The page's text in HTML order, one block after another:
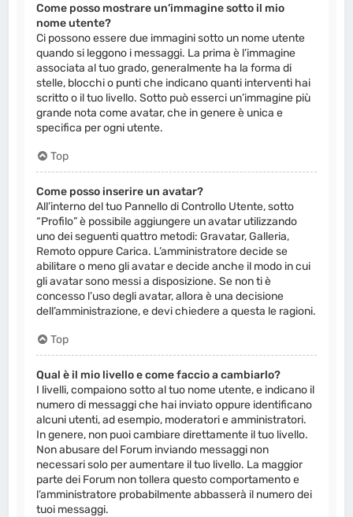
Come posso mostrare un’immagine sotto il mio
nome utente?
Ci possono essere due immagini sotto un nome utente
quando si leggono i messaggi. La prima è l’immagine
associata al tuo grado, generalmente ha la forma di
stelle, blocchi o punti che indicano quanti interventi hai
scritto o il tuo livello. Sotto può esserci un’immagine più
grande nota come avatar, che in genere è unica e
specifica per ogni utente.
Top
Come posso inserire un avatar?
All’interno del tuo Pannello di Controllo Utente, sotto
“Profilo” è possibile aggiungere un avatar utilizzando
uno dei seguenti quattro metodi: Gravatar, Galleria,
Remoto oppure Carica. L’amministratore decide se
abilitare o meno gli avatar e decide anche il modo in cui
gli avatar sono messi a disposizione. Se non ti è
concesso l’uso degli avatar, allora è una decisione
dell’amministrazione, e devi chiedere a questa le ragioni.
Top
Qual è il mio livello e come faccio a cambiarlo?
I livelli, compaiono sotto al tuo nome utente, e indicano il
numero di messaggi che hai inviato oppure identificano
alcuni utenti, ad esempio, moderatori e amministratori.
In genere, non puoi cambiare direttamente il tuo livello.
Non abusare del Forum inviando messaggi non
necessari solo per aumentare il tuo livello. La maggior
parte dei Forum non tollera questo comportamento e
l’amministratore probabilmente abbasserà il numero dei
tuoi messaggi.